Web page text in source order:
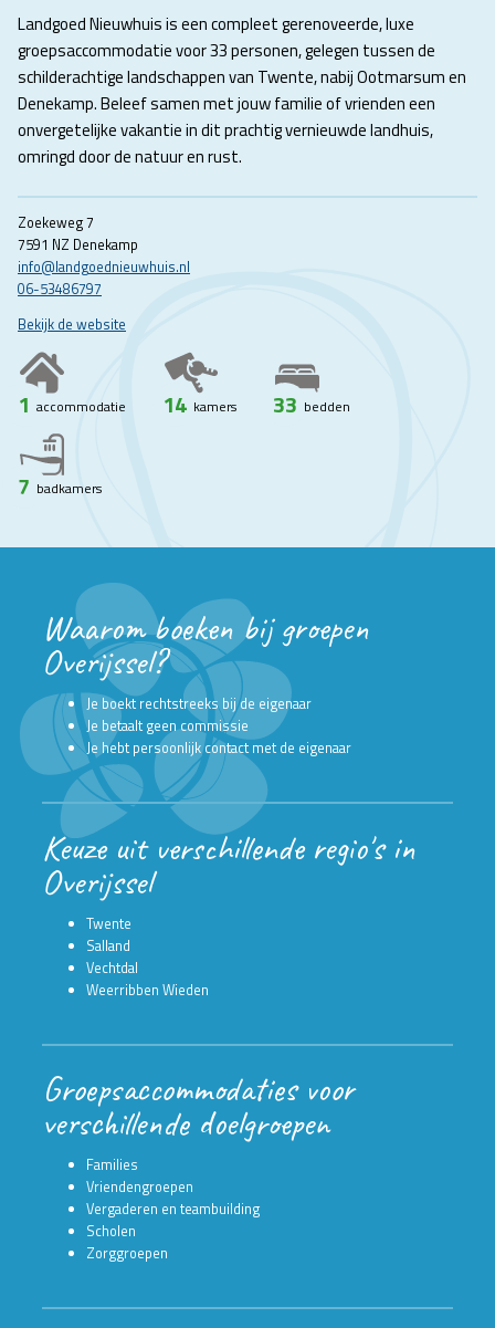
Zoekeweg 7
7591 NZ Denekamp
info@landgoednieuwhuis.nl
06-53486797
Bekijk de website
1 accommodatie 14 kamers 33 bedden
7 badkamers
Landgoed Nieuwhuis is een compleet gerenoveerde, luxe
groepsaccommodatie voor 33 personen, gelegen tussen de
schilderachtige landschappen van Twente, nabij Ootmarsum en
Denekamp. Beleef samen met jouw familie of vrienden een
onvergetelijke vakantie in dit prachtig vernieuwde landhuis,
omringd door de natuur en rust.
Waarom boeken bij groepen
Overijssel?
Je boekt rechtstreeks bij de eigenaar
Je betaalt geen commissie
Je hebt persoonlijk contact met de eigenaar
Keuze uit verschillende regio's in
Overijssel
Twente
Salland
Vechtdal
Weerribben Wieden
Groepsaccommodaties voor
verschillende doelgroepen
Families
Vriendengroepen
Vergaderen en teambuilding
Scholen
Zorggroepen